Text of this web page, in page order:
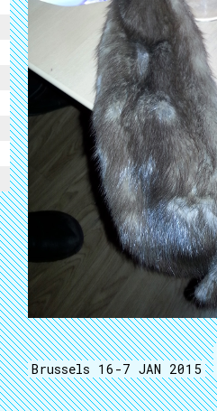
Brussels 16-7 JAN 2015